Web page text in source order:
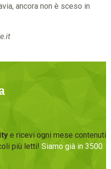
ancora non è sceso in
e ricevi ogni mese contenuti
più letti! Siamo già in 3500